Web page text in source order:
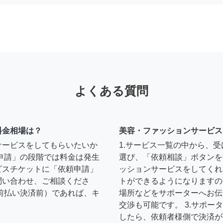
よくある質問
相場は？
ビスをしてもらいたいか
請」の段階では料金は発生
チケットに「依頼申請」
合わせ、ご相談くださ
い決済前）であれば、キ
美容・ファッションサービ
1.サービス一覧の中から、
選び、「依頼相談」ボタン
ッションサービスをしてく
トができるようになります
場所などをサポーターへお
交渉も可能です。 3.サポー
したら、依頼者様側で決済